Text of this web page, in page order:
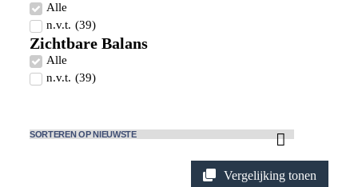
Alle
n.v.t. (39)
Zichtbare Balans
Alle
n.v.t. (39)
Vergelijking tonen